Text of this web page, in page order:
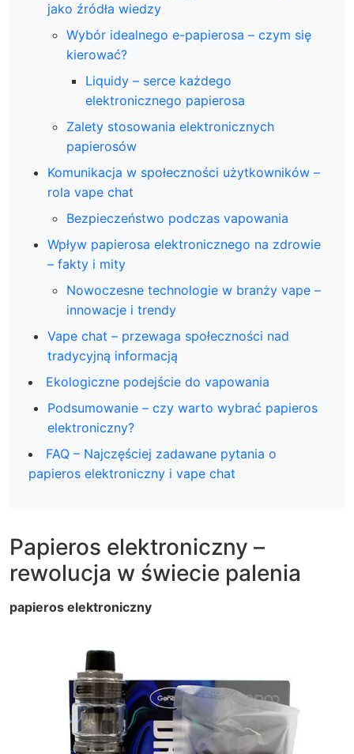
jako źródła wiedzy
Wybór idealnego e-papierosa – czym się
kierować?
Liquidy – serce każdego
elektronicznego papierosa
Zalety stosowania elektronicznych
papierosów
Komunikacja w społeczności użytkowników –
rola vape chat
Bezpieczeństwo podczas vapowania
Wpływ papierosa elektronicznego na zdrowie
– fakty i mity
Nowoczesne technologie w branży vape –
innowacje i trendy
Vape chat – przewaga społeczności nad
tradycyjną informacją
Ekologiczne podejście do vapowania
Podsumowanie – czy warto wybrać papieros
elektroniczny?
FAQ – Najczęściej zadawane pytania o
papieros elektroniczny i vape chat
Papieros elektroniczny –
rewolucja w świecie palenia
papieros elektroniczny